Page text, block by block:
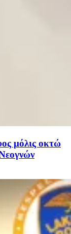
μόλις οκτώ